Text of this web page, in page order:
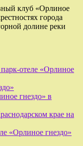
клуб «Орлиное
города
долине реки
отеле «Орлиное
гнездо» в
крае на
«Орлиное гнездо»